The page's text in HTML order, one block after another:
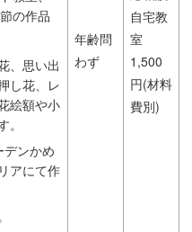
の作品
、思い出
し花、レ
絵額や小
ンかめ
アにて作
年齢問
わず
自宅教
室
1,500
円(材料
費別)